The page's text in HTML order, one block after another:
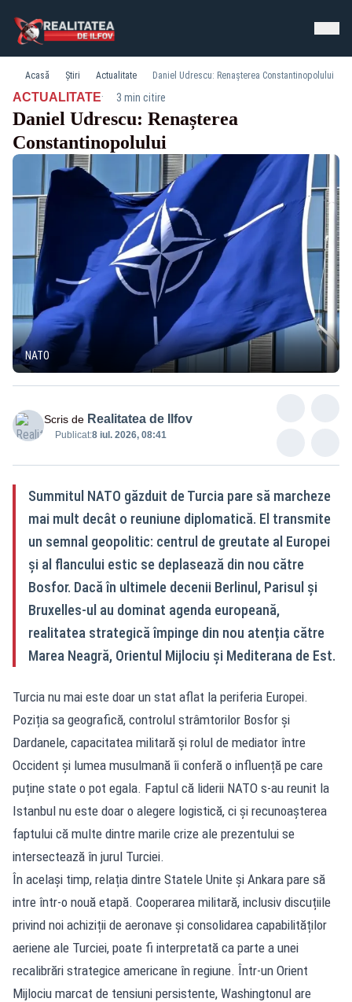
Acasă Știri Actualitate Daniel Udrescu: Renașterea Constantinopolului
ACTUALITATE· 3 min citire
Daniel Udrescu: Renașterea
Constantinopolului
NATO
Scris de Realitatea de Ilfov
Publicat:8 iul. 2026, 08:41
Summitul NATO găzduit de Turcia pare să marcheze
mai mult decât o reuniune diplomatică. El transmite
un semnal geopolitic: centrul de greutate al Europei
și al flancului estic se deplasează din nou către
Bosfor. Dacă în ultimele decenii Berlinul, Parisul și
Bruxelles-ul au dominat agenda europeană,
realitatea strategică împinge din nou atenția către
Marea Neagră, Orientul Mijlociu și Mediterana de Est.
Turcia nu mai este doar un stat aflat la periferia Europei.
Poziția sa geografică, controlul strâmtorilor Bosfor și
Dardanele, capacitatea militară și rolul de mediator între
Occident și lumea musulmană îi conferă o influență pe care
puține state o pot egala. Faptul că liderii NATO s-au reunit la
Istanbul nu este doar o alegere logistică, ci și recunoașterea
faptului că multe dintre marile crize ale prezentului se
intersectează în jurul Turciei.
În același timp, relația dintre Statele Unite și Ankara pare să
intre într-o nouă etapă. Cooperarea militară, inclusiv discuțiile
privind noi achiziții de aeronave și consolidarea capabilităților
aeriene ale Turciei, poate fi interpretată ca parte a unei
recalibrări strategice americane în regiune. Într-un Orient
Mijlociu marcat de tensiuni persistente, Washingtonul are